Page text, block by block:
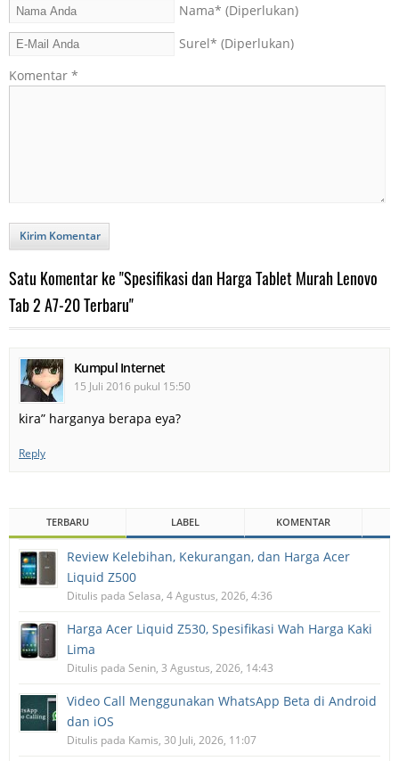
Nama* (Diperlukan)
Surel* (Diperlukan)
Komentar *
Kirim Komentar
Satu Komentar ke "Spesifikasi dan Harga Tablet Murah Lenovo
Tab 2 A7-20 Terbaru"
Kumpul Internet
15 Juli 2016 pukul 15:50
kira” harganya berapa eya?
Reply
TERBARU LABEL KOMENTAR
Review Kelebihan, Kekurangan, dan Harga Acer
Liquid Z500
Ditulis pada Selasa, 4 Agustus, 2026, 4:36
Harga Acer Liquid Z530, Spesifikasi Wah Harga Kaki
Lima
Ditulis pada Senin, 3 Agustus, 2026, 14:43
Video Call Menggunakan WhatsApp Beta di Android
dan iOS
Ditulis pada Kamis, 30 Juli, 2026, 11:07